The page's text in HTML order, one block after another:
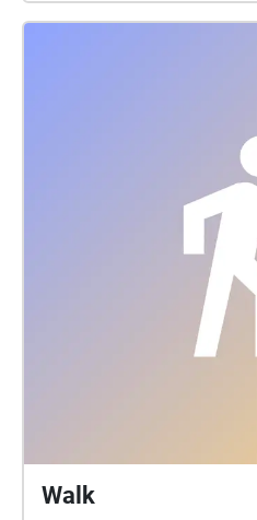
Protest, Widerstand und
ersten Berliner Aidshilfe, in
in giftgrünem Fummel in
wilden Nächten im Lipstick,
Preußenpark, in den Nur-
und zum Berliner Tuntenball im ICC.
Walk